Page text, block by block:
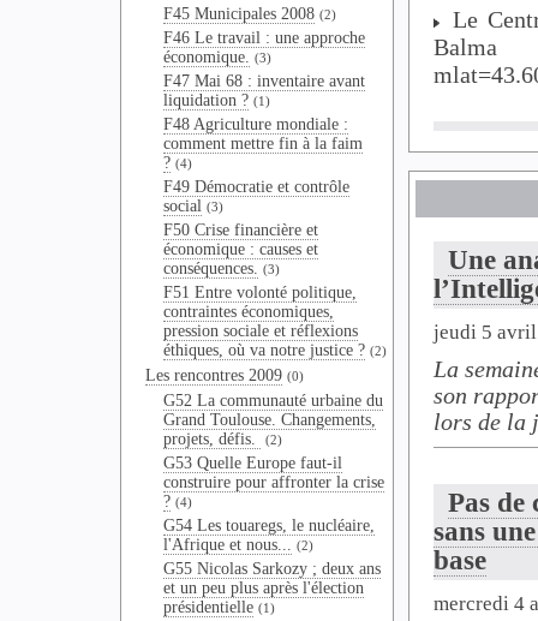
F45 Municipales 2008 (2)
F46 Le travail : une approche
économique. (3)
F47 Mai 68 : inventaire avant
liquidation ? (1)
F48 Agriculture mondiale :
comment mettre fin à la faim
? (4)
F49 Démocratie et contrôle
social (3)
F50 Crise financière et
économique : causes et
conséquences. (3)
F51 Entre volonté politique,
contraintes économiques,
pression sociale et réflexions
éthiques, où va notre justice ? (2)
Les rencontres 2009 (0)
G52 La communauté urbaine du
Grand Toulouse. Changements,
projets, défis.
(2)
G53 Quelle Europe faut-il
construire pour affronter la crise
? (4)
G54 Les touaregs, le nucléaire,
l'Afrique et nous... (2)
G55 Nicolas Sarkozy ; deux ans
et un peu plus après l'élection
présidentielle (1)
Le
Balma
Une
jeudi 5
La
son
lors de la
Pas de
sans
base
mercredi 4